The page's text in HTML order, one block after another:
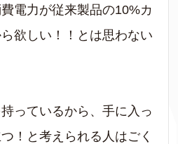
電力が従来製品の10%カ
欲しい！！とは思わない
っているから、手に入っ
！と考えられる人はごく